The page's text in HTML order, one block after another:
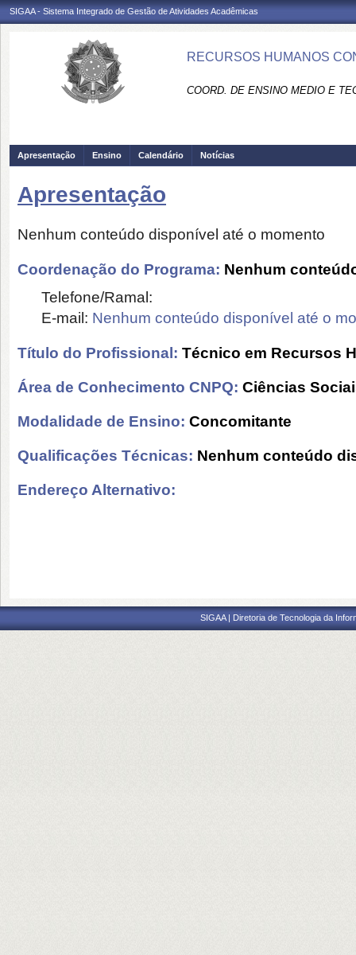
SIGAA - Sistema Integrado de Gestão de Atividades Acadêmicas
RECURSOS HUMANOS
COORD. DE ENSINO MEDIO E
Apresentação Ensino Calendário Notícias
Apresentação
Nenhum conteúdo disponível até o momento
Coordenação do Programa: Nenhum
Telefone/Ramal:
E-mail: Nenhum conteúdo disponível até o
Título do Profissional: Técnico em Recursos
Área de Conhecimento CNPQ: Ciências
Modalidade de Ensino: Concomitante
Qualificações Técnicas: Nenhum conteúdo
Endereço Alternativo:
SIGAA | Diretoria de Tecnologia da